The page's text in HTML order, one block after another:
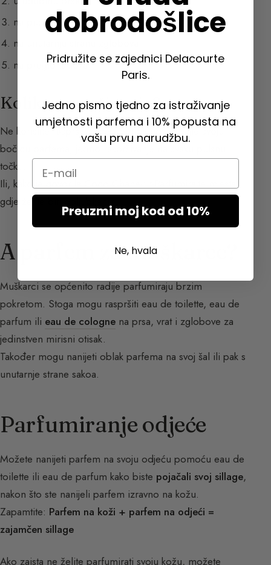
na pupak
na unutarnju stranu zglobova
na pregib laktova
Koliko raspršivanja?
Ne koristite raspršivač nepromišljeno i čuvajte svoju
bočicu parfema, jedno raspršivanje na svaku pulsnu
točku.
Ili, kako je govorila Coco Chanel: »Parfumirajte mjesta
gdje želite biti poljubljeni«.
A parfem za muškarce?
Muškarci se općenito radije parfumiraju brzim
pokretom. Stoga mogu raspršiti eau de toilette, eau de
parfum ili eau de cologne na prsa, vrat i zglobove za
jedinstven mirisni otisak.
Također mogu nanijeti oblak parfema na svoj šal ili pak s
unutarnje strane sakoa.
Parfumiranje odjeće
Možete nanijeti parfem na svoju odjeću pomoću eau de
toilette ili eau de parfum kako biste pojačali svoj sillage,
nakon što ste nanijeli parfem izravno na kožu.
Zapamtite: Parfem na koži + parfem na odjeći =
zajamčen sillage
Ako zaista ne želite parfumirati svoju kožu, možete
dobrodošlice
Pridružite se zajednici Delacourte
Paris.
Jedno pismo tjedno za istraživanje
umjetnosti parfema i 10% popusta na
vašu prvu narudžbu.
Email
Preuzmi moj kod od 10%
Ne, hvala